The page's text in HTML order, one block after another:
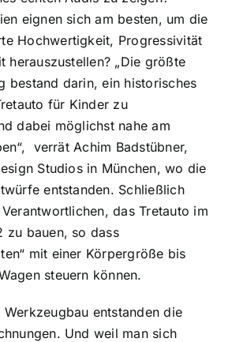
eignen sich am besten, um die
Hochwertigkeit, Progressivität
herauszustellen? „Die größte
bestand darin, ein historisches
für Kinder zu
dabei möglichst nahe am
verrät Achim Badstübner,
Studios in München, wo die
entstanden. Schließlich
das Tretauto im
zu bauen, so dass
mit einer Körpergröße bis
steuern können.
Werkzeugbau entstanden die
Und weil man sich